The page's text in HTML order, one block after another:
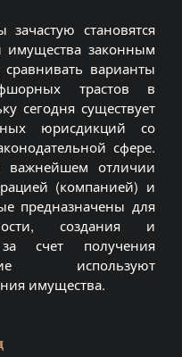
становятся
имущества законным
варианты
трастов в
сегодня существует
юрисдикций со
сфере.
важнейшем отличии
(компанией) и
предназначены для
создания и
счет получения
используют
имущества.